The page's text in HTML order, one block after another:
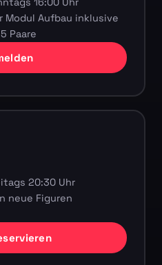
Modul Aufbau inklusive
Paare
20:30 Uhr
neue Figuren